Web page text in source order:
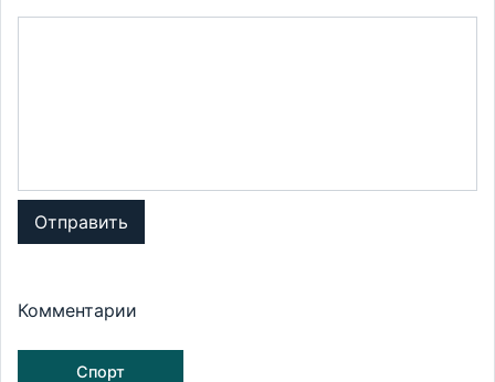
Отправить
Комментарии
Спорт